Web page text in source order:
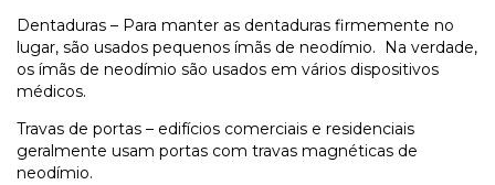
Dentaduras – Para manter as dentaduras firmemente no
lugar, são usados pequenos ímãs de neodímio. Na verdade,
os ímãs de neodímio são usados em vários dispositivos
médicos.
Travas de portas – edifícios comerciais e residenciais
geralmente usam portas com travas magnéticas de
neodímio.